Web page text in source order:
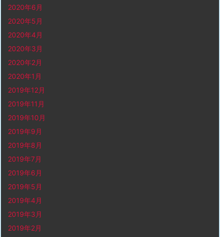
2020年6月
2020年5月
2020年4月
2020年3月
2020年2月
2020年1月
2019年12月
2019年11月
2019年10月
2019年9月
2019年8月
2019年7月
2019年6月
2019年5月
2019年4月
2019年3月
2019年2月